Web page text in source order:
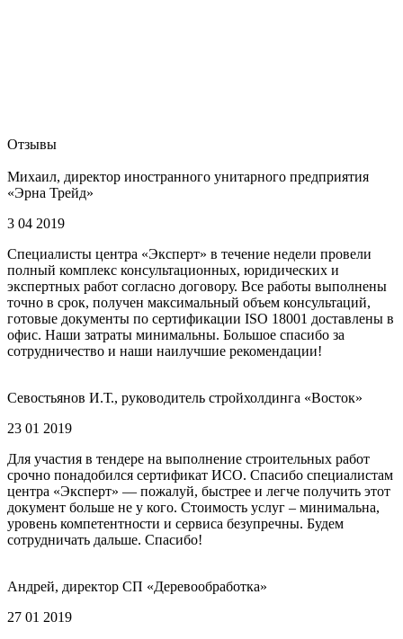
Отзывы
Михаил, директор иностранного унитарного предприятия
«Эрна Трейд»
3 04 2019
Специалисты центра «Эксперт» в течение недели провели
полный комплекс консультационных, юридических и
экспертных работ согласно договору. Все работы выполнены
точно в срок, получен максимальный объем консультаций,
готовые документы по сертификации ISO 18001 доставлены в
офис. Наши затраты минимальны. Большое спасибо за
сотрудничество и наши наилучшие рекомендации!
Севостьянов И.Т., руководитель стройхолдинга «Восток»
23 01 2019
Для участия в тендере на выполнение строительных работ
срочно понадобился сертификат ИСО. Спасибо специалистам
центра «Эксперт» — пожалуй, быстрее и легче получить этот
документ больше не у кого. Стоимость услуг – минимальна,
уровень компетентности и сервиса безупречны. Будем
сотрудничать дальше. Спасибо!
Андрей, директор СП «Деревообработка»
27 01 2019